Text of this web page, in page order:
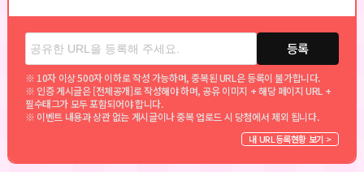
등록
※ 10자 이상 500자 이하로 작성 가능하며, 중복된 URL은 등록이 불가합니다.
※ 인증 게시글은 [전체공개]로 작성해야 하며, 공유 이미지 + 해당 페이지 URL +
필수태그가 모두 포함되어야 합니다.
※ 이벤트 내용과 상관 없는 게시글이나 중복 업로드 시 당첨에서 제외 됩니다.
내 URL등록현황 보기 >